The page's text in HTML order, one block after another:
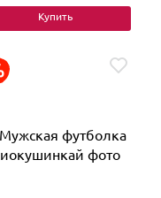
Купить